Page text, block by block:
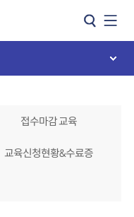
접수마감 교육
교육신청현황&수료증